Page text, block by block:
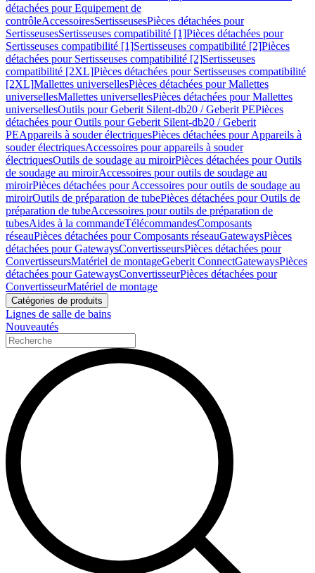
détachées pour Equipement de
contrôleAccessoiresSertisseusesPièces détachées pour
SertisseusesSertisseuses compatibilité [1]Pièces détachées pour
Sertisseuses compatibilité [1]Sertisseuses compatibilité [2]Pièces
détachées pour Sertisseuses compatibilité [2]Sertisseuses
compatibilité [2XL]Pièces détachées pour Sertisseuses compatibilité
[2XL]Mallettes universellesPièces détachées pour Mallettes
universellesMallettes universellesPièces détachées pour Mallettes
universellesOutils pour Geberit Silent-db20 / Geberit PEPièces
détachées pour Outils pour Geberit Silent-db20 / Geberit
PEAppareils à souder électriquesPièces détachées pour Appareils à
souder électriquesAccessoires pour appareils à souder
électriquesOutils de soudage au miroirPièces détachées pour Outils
de soudage au miroirAccessoires pour outils de soudage au
miroirPièces détachées pour Accessoires pour outils de soudage au
miroirOutils de préparation de tubePièces détachées pour Outils de
préparation de tubeAccessoires pour outils de préparation de
tubesAides à la commandeTélécommandesComposants
réseauPièces détachées pour Composants réseauGatewaysPièces
détachées pour GatewaysConvertisseursPièces détachées pour
ConvertisseursMatériel de montageGeberit ConnectGatewaysPièces
détachées pour GatewaysConvertisseurPièces détachées pour
ConvertisseurMatériel de montage
Catégories de produits
Lignes de salle de bains
Nouveautés